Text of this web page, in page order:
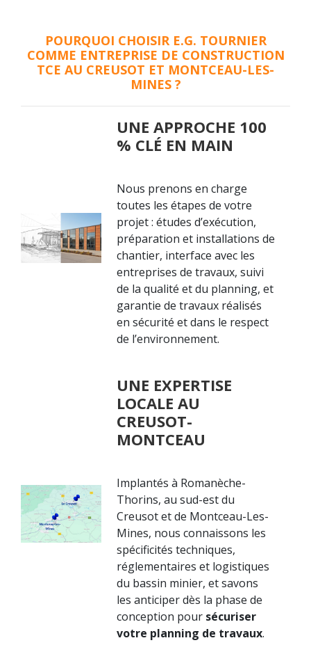
POURQUOI CHOISIR E.G. TOURNIER
COMME ENTREPRISE DE CONSTRUCTION
TCE AU CREUSOT ET MONTCEAU-LES-
MINES ?
UNE APPROCHE 100
% CLÉ EN MAIN
Nous prenons en charge
toutes les étapes de votre
projet : études d’exécution,
préparation et installations de
chantier, interface avec les
entreprises de travaux, suivi
de la qualité et du planning, et
garantie de travaux réalisés
en sécurité et dans le respect
de l’environnement.
UNE EXPERTISE
LOCALE AU
CREUSOT-
MONTCEAU
Implantés à Romanèche-
Thorins, au sud-est du
Creusot et de Montceau-Les-
Mines, nous connaissons les
spécificités techniques,
réglementaires et logistiques
du bassin minier, et savons
les anticiper dès la phase de
conception pour sécuriser
votre planning de travaux.